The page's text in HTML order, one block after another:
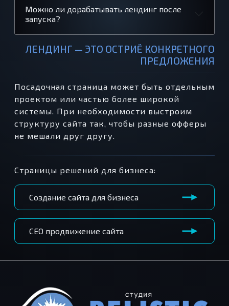
Можно ли дорабатывать лендинг после
запуска?
ЛЕНДИНГ — ЭТО ОСТРИЁ КОНКРЕТНОГО
ПРЕДЛОЖЕНИЯ
Посадочная страница может быть отдельным
проектом или частью более широкой
системы. При необходимости выстроим
структуру сайта так, чтобы разные офферы
не мешали друг другу.
Страницы решений для бизнеса:
Создание сайта для бизнеса
СЕО продвижение сайта